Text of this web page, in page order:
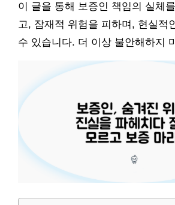
이 글을 통해 보증인 책임의 실체
고, 잠재적 위험을 피하며, 현실적
수 있습니다. 더 이상 불안해하지